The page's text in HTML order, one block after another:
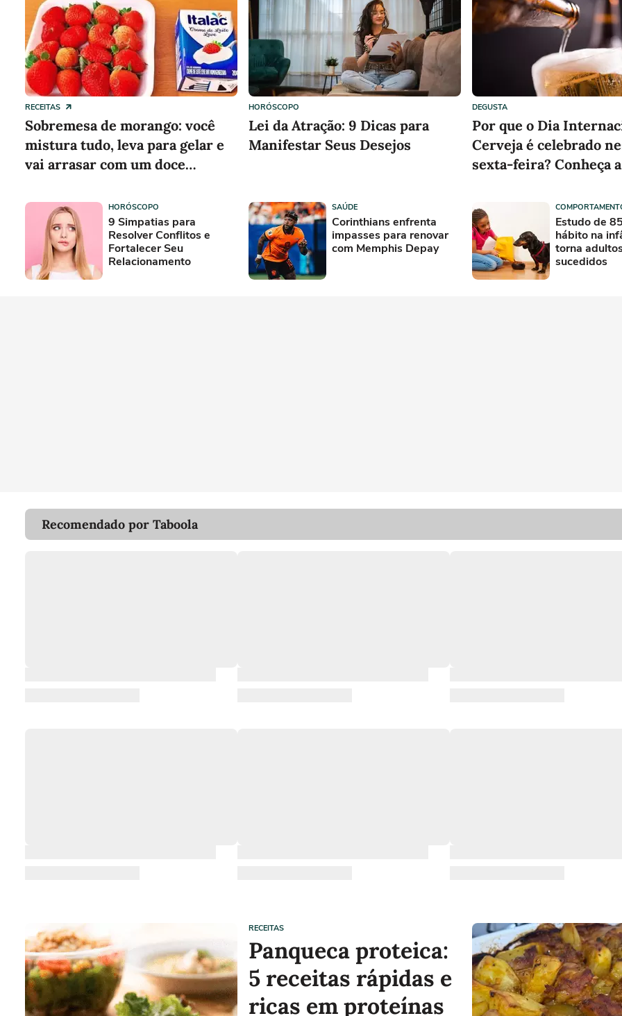
RECEITAS
Sobremesa de morango: você
mistura tudo, leva para gelar e
vai arrasar com um doce
dos Pais
HORÓSCOPO
Lei da Atração: 9 Dicas para
Manifestar Seus Desejos
DEGUSTA
Por que o Dia
Cerveja é celebrado
sexta-feira? Conheça
HORÓSCOPO
9 Simpatias para
Resolver Conflitos e
Fortalecer Seu
Relacionamento
SAÚDE
Corinthians enfrenta
impasses para renovar
com Memphis Depay
Estudo de
hábito na
torna
sucedidos
Recomendado por Taboola
RECEITAS
Panqueca proteica:
5 receitas rápidas e
ricas em proteínas